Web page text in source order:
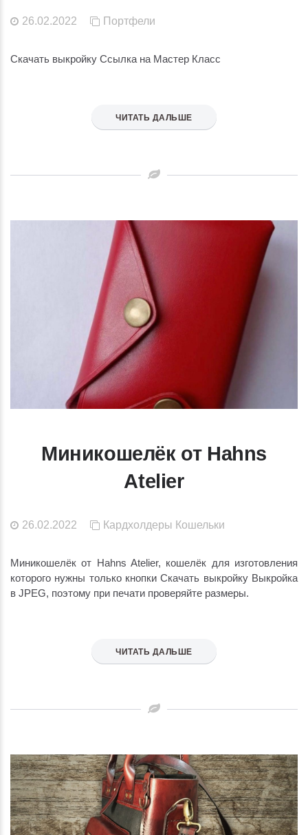
26.02.2022 Портфели
Скачать выкройку Ссылка на Мастер Класс
ЧИТАТЬ ДАЛЬШЕ
Миникошелёк от Hahns
Atelier
26.02.2022 Кардхолдеры Кошельки
Миникошелёк от Hahns Atelier, кошелёк для изготовления
которого нужны только кнопки Скачать выкройку Выкройка
в JPEG, поэтому при печати проверяйте размеры.
ЧИТАТЬ ДАЛЬШЕ